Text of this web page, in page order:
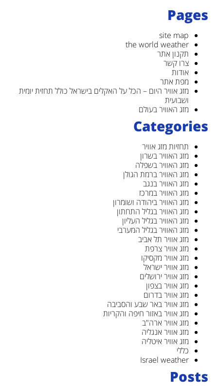
Pages
site map
the world weather
תקנון אתר
צרו קשר
אודות
מפת אתר
מזג אוויר היום – הכל על האקלים בישראל כולל תחזית יומית
ושבועית
מזג האוויר בעולם
Categories
תחזיות מזג אוויר
מזג האוויר בשרון
מזג האוויר בשפלה
מזג האוויר ברמת הגולן
מזג האוויר בנגב
מזג האוויר במרכז
מזג האוויר ביהודה ושומרון
מזג האוויר בגליל התחתון
מזג האוויר בגליל העליון
מזג האוויר בגליל המערבי
מזג אוויר תל אביב
מזג אוויר צרפת
מזג אוויר מקסיקו
מזג אוויר ישראל
מזג אוויר ירושלים
מזג אוויר בצפון
מזג אוויר בדרום
מזג אוויר באר שבע והסביבה
מזג אוויר באזור חיפה והקריות
מזג אוויר ארה"ב
מזג אוויר אנגליה
מזג אוויר איטליה
כללי
Israel weather
Posts